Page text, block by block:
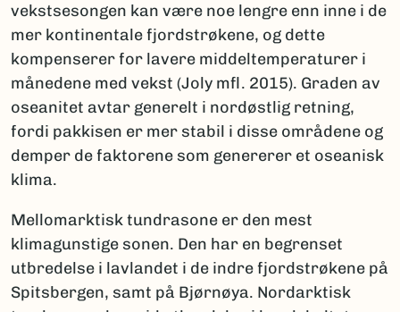
vekstsesongen kan være noe lengre enn inne i de
mer kontinentale fjordstrøkene, og dette
kompenserer for lavere middeltemperaturer i
månedene med vekst (Joly mfl. 2015). Graden av
oseanitet avtar generelt i nordøstlig retning,
fordi pakkisen er mer stabil i disse områdene og
demper de faktorene som genererer et oseanisk
klima.
Mellomarktisk tundrasone er den mest
klimagunstige sonen. Den har en begrenset
utbredelse i lavlandet i de indre fjordstrøkene på
Spitsbergen, samt på Bjørnøya. Nordarktisk